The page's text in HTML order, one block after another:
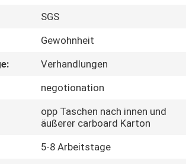
SGS
Gewohnheit
Verhandlungen
negotionation
opp Taschen nach innen und
äußerer carboard Karton
5-8 Arbeitstage